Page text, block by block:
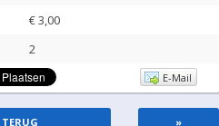
€3,00
2
E-Mail
TERUG »